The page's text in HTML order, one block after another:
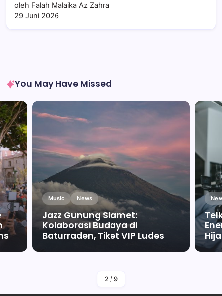
oleh Falah Malaika Az Zahra
29 Juni 2026
You May Have Missed
Music News
Jazz Gunung Slamet:
Kolaborasi Budaya di
Baturraden, Tiket VIP Ludes
By Falah Malaika Az Zahra
2 / 9